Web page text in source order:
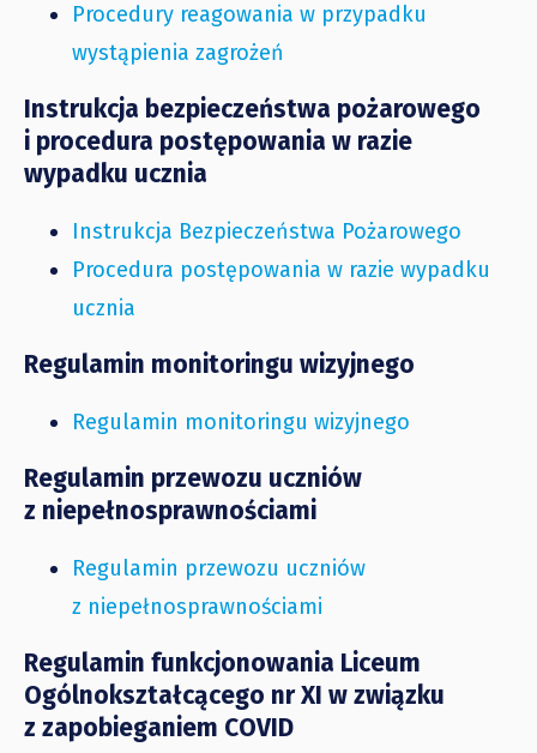
Procedury reagowania w przypadku
wystąpienia zagrożeń
Instrukcja bezpieczeństwa pożarowego
i procedura postępowania w razie
wypadku ucznia
Instrukcja Bezpieczeństwa Pożarowego
Procedura postępowania w razie wypadku
ucznia
Regulamin monitoringu wizyjnego
Regulamin monitoringu wizyjnego
Regulamin przewozu uczniów
z niepełnosprawnościami
Regulamin przewozu uczniów
z niepełnosprawnościami
Regulamin funkcjonowania Liceum
Ogólnokształcącego nr XI w związku
z zapobieganiem COVID